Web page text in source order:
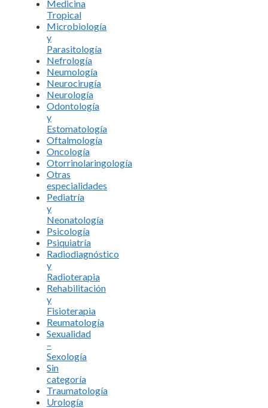
Medicina
Tropical
Microbiología
y
Parasitología
Nefrología
Neumología
Neurocirugía
Neurología
Odontología
y
Estomatología
Oftalmología
Oncología
Otorrinolaringología
Otras
especialidades
Pediatría
y
Neonatología
Psicología
Psiquiatría
Radiodiagnóstico
y
Radioterapia
Rehabilitación
y
Fisioterapia
Reumatología
Sexualidad
–
Sexología
Sin
categoría
Traumatología
Urología